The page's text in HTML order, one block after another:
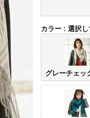
カラー 選択
グレーチェッ